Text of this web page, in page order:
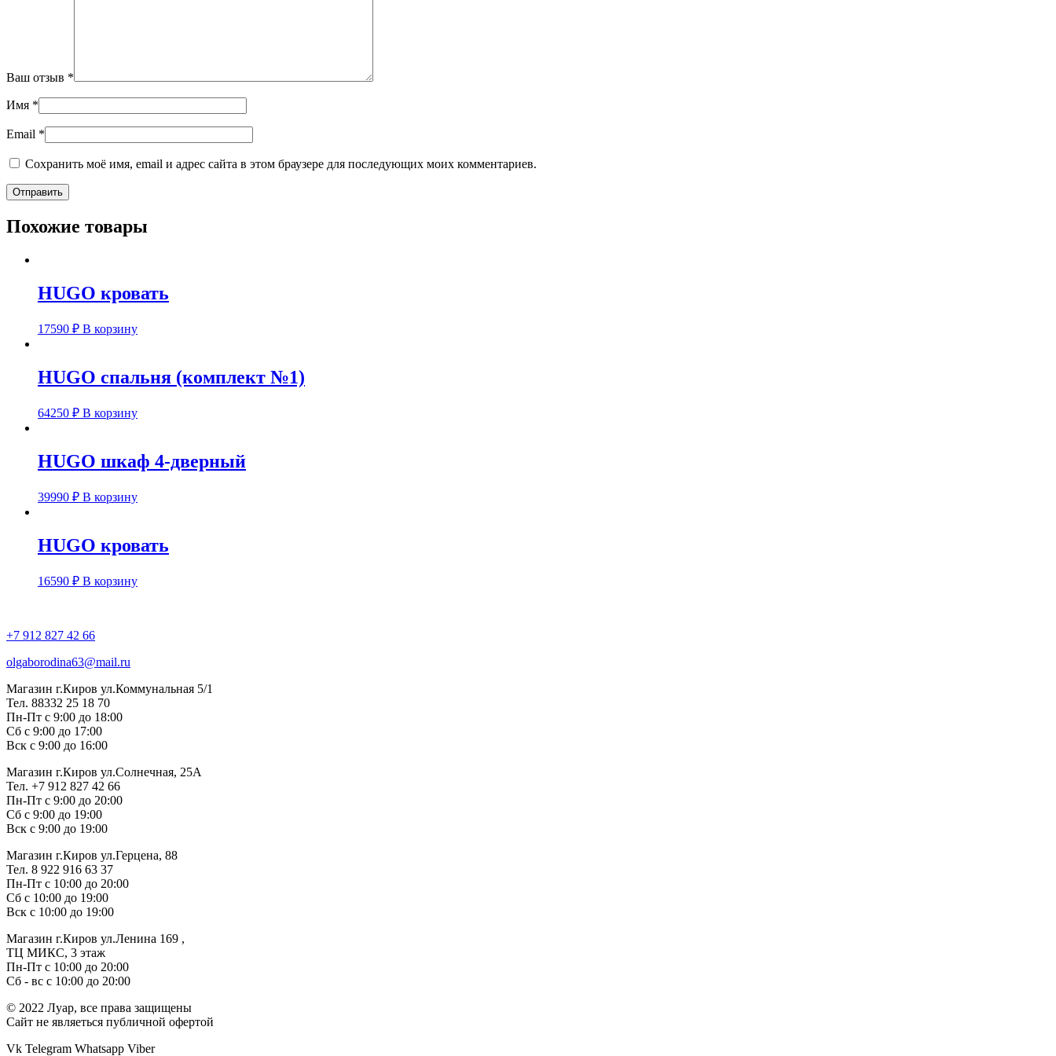
Ваш отзыв *
Имя *
Email *
Сохранить моё имя, email и адрес сайта в этом браузере для последующих моих комментариев.
Похожие товары
HUGO кровать
17590 ₽ В корзину
HUGO спальня (комплект №1)
64250 ₽ В корзину
HUGO шкаф 4-дверный
39990 ₽ В корзину
HUGO кровать
16590 ₽ В корзину
+7 912 827 42 66
olgaborodina63@mail.ru
Магазин г.Киров ул.Коммунальная 5/1
Тел. 88332 25 18 70
Пн-Пт с 9:00 до 18:00
Сб с 9:00 до 17:00
Вск с 9:00 до 16:00
Магазин г.Киров ул.Солнечная, 25А
Тел. +7 912 827 42 66
Пн-Пт с 9:00 до 20:00
Сб с 9:00 до 19:00
Вск с 9:00 до 19:00
Магазин г.Киров ул.Герцена, 88
Тел. 8 922 916 63 37
Пн-Пт с 10:00 до 20:00
Сб с 10:00 до 19:00
Вск с 10:00 до 19:00
Магазин г.Киров ул.Ленина 169 ,
ТЦ МИКС, 3 этаж
Пн-Пт с 10:00 до 20:00
Сб - вс с 10:00 до 20:00
© 2022 Луар, все права защищены
Сайт не являеться публичной офертой
Vk Telegram Whatsapp Viber